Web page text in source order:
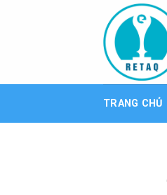
TRANG CHỦ